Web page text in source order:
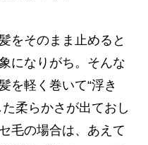
をそのまま止めると
になりがち。そんな
を軽く巻いて“浮き
柔らかさが出ておし
毛の場合は、あえて